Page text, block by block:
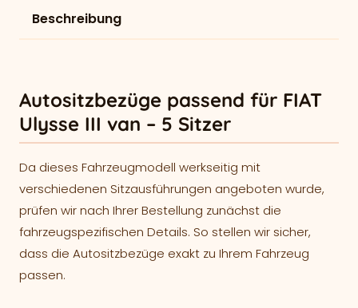
Beschreibung
Autositzbezüge passend für FIAT
Ulysse III van – 5 Sitzer
Da dieses Fahrzeugmodell werkseitig mit
verschiedenen Sitzausführungen angeboten wurde,
prüfen wir nach Ihrer Bestellung zunächst die
fahrzeugspezifischen Details. So stellen wir sicher,
dass die Autositzbezüge exakt zu Ihrem Fahrzeug
passen.